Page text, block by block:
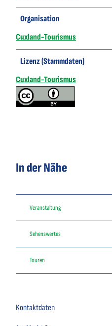
Organisation
Cuxland-Tourismus
Lizenz (Stammdaten)
Cuxland-Tourismus
In der Nähe
Veranstaltung
Sehenswertes
Touren
Kontaktdaten